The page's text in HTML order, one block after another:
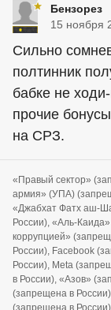
Бензорез
15 ноября
Сильно
полтинник
бабке не
прочие
на СРЗ.
«Правый сектор»
армия» (УПА)
«Джабхат Фатх аш-
России), «Аль-
коррупцией»
России), Facebook
России), Meta
в России), «Азов»
(запрещена в
(запрещена в